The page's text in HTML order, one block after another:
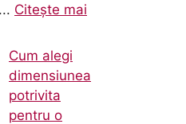
Citește mai
Cum alegi
dimensiunea
potrivita
pentru o